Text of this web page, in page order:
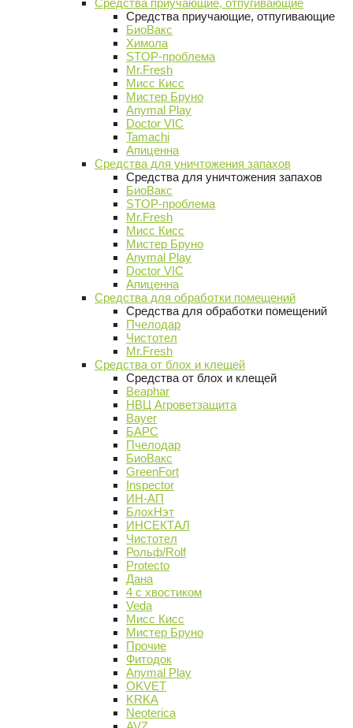
Средства приучающие, отпугивающие
Средства приучающие, отпугивающие
БиоВакс
Химола
STOP-проблема
Mr.Fresh
Мисс Кисс
Мистер Бруно
Anymal Play
Doctor VIC
Tamachi
Апиценна
Средства для уничтожения запахов
Средства для уничтожения запахов
БиоВакс
STOP-проблема
Mr.Fresh
Мисс Кисс
Мистер Бруно
Anymal Play
Doctor VIC
Апиценна
Средства для обработки помещений
Средства для обработки помещений
Пчелодар
Чистотел
Mr.Fresh
Средства от блох и клещей
Средства от блох и клещей
Beaphar
НВЦ Агроветзащита
Bayer
БАРС
Пчелодар
БиоВакс
GreenFort
Inspector
ИН-АП
БлохНэт
ИНСЕКТАЛ
Чистотел
Рольф/Rolf
Protecto
Дана
4 с хвостиком
Veda
Мисс Кисс
Мистер Бруно
Прочие
Фитодок
Anymal Play
OKVET
KRKA
Neoterica